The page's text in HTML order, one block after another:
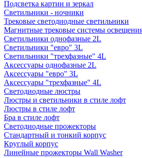
Подсветка картин и зеркал
Светильники - ночники
Трековые светодиодные светильники
Магнитные трековые системы
Светильники однофазные 2L
Светильники "евро" 3L
Светильники "трехфазные" 4L
Аксессуары однофазные 2L
Аксессуары "евро" 3L
Аксессуары "трехфазные" 4L
Светодиодные люстры
Люстры и светильники в стиле лофт
Люстры в стиле лофт
Бра в стиле лофт
Светодиодные прожекторы
Стандартный и тонкий корпус
Круглый корпус
Линейные прожекторы Wall Washer